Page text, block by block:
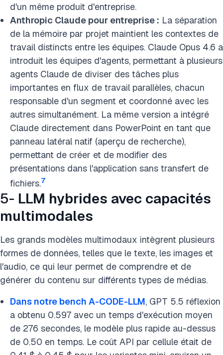
d'un même produit d'entreprise.
Anthropic Claude pour entreprise : La séparation
de la mémoire par projet maintient les contextes de
travail distincts entre les équipes. Claude Opus 4.6 a
introduit les équipes d'agents, permettant à plusieurs
agents Claude de diviser des tâches plus
importantes en flux de travail parallèles, chacun
responsable d'un segment et coordonné avec les
autres simultanément. La même version a intégré
Claude directement dans PowerPoint en tant que
panneau latéral natif (aperçu de recherche),
permettant de créer et de modifier des
présentations dans l'application sans transfert de
fichiers.7
5- LLM hybrides avec capacités
multimodales
Les grands modèles multimodaux intègrent plusieurs
formes de données, telles que le texte, les images et
l'audio, ce qui leur permet de comprendre et de
générer du contenu sur différents types de médias.
Dans notre bench A-CODE-LLM, GPT 5.5 réflexion
a obtenu 0.597 avec un temps d'exécution moyen
de 276 secondes, le modèle plus rapide au-dessus
de 0.50 en temps. Le coût API par cellule était de